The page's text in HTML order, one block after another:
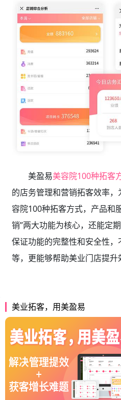
美盈易美容院100种拓客
的店务管理和营销拓客效率
容院100种拓客方式，产品和
销”两大功能为核心，还能定
保证功能的完整性和安全性
等，更能够帮助美业门店提升
美业拓客，用美盈易